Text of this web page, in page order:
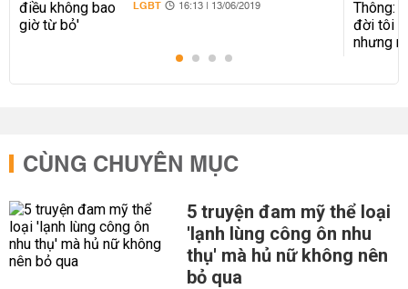
LGBT 16:13 | 13/06/2019
CÙNG CHUYÊN MỤC
5 truyện đam mỹ thể loại
'lạnh lùng công ôn nhu
thụ' mà hủ nữ không nên
bỏ qua